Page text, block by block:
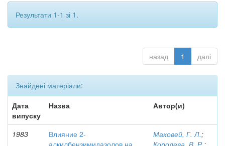
Результати 1-1 зі 1.
назад 1 далі
Знайдені матеріали:
Дата
випуску
Назва Автор(и)
1983
Влияние 2-
алкилбензимидазолов на
Маковей, Г. Л.;
Королева, В. Р.;